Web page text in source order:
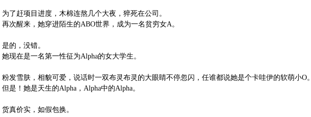
为了赶项目进度，木棉连熬几个大夜，猝死在公司。
再次醒来，她穿进陌生的ABO世界，成为一名贫穷女A。
是的，没错。
她现在是一名第一性征为Alpha的女大学生。
粉发雪肤，相貌可爱，说话时一双布灵布灵的大眼睛不停忽闪，任谁都说她是个卡哇伊的软萌小O。
但是！她是天生的Alpha，Alpha中的Alpha。
货真价实，如假包换。